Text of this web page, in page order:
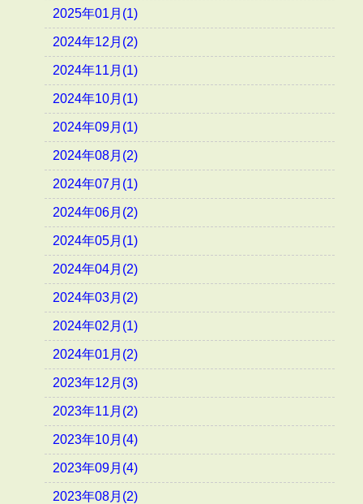
2025年01月(1)
2024年12月(2)
2024年11月(1)
2024年10月(1)
2024年09月(1)
2024年08月(2)
2024年07月(1)
2024年06月(2)
2024年05月(1)
2024年04月(2)
2024年03月(2)
2024年02月(1)
2024年01月(2)
2023年12月(3)
2023年11月(2)
2023年10月(4)
2023年09月(4)
2023年08月(2)